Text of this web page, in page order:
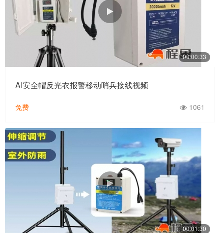
00:00:33
AI安全帽反光衣报警移动哨兵接线视频
免费 1061
00:01:30